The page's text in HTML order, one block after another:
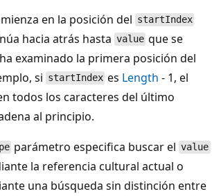
en la posición del startIndex
hacia atrás hasta value que se
examinado la primera posición del
si startIndex es Length - 1, el
todos los caracteres del último
al principio.
parámetro especifica buscar elvalue
la referencia cultural actual o
una búsqueda sin distinción entre